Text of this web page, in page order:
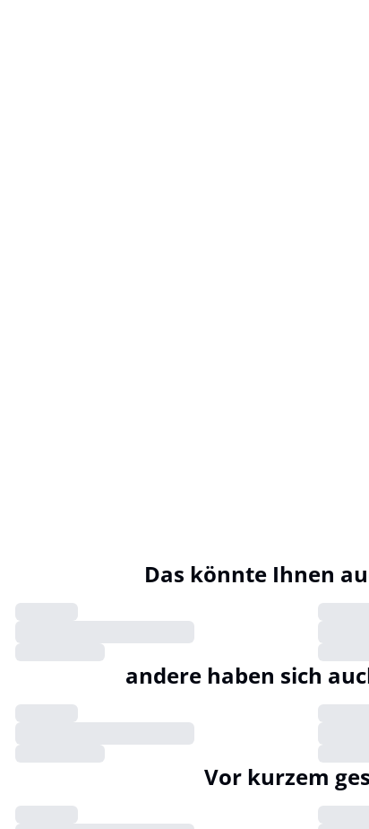
Das könnte Ihnen
andere haben sich
Vor kurzem